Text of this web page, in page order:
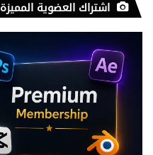
اشتراك العضوية المميزة